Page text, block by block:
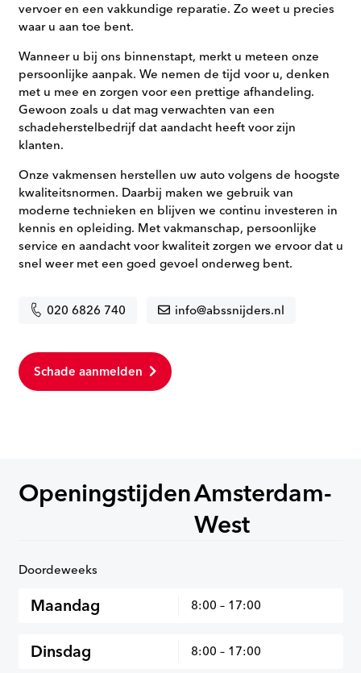
vervoer en een vakkundige reparatie. Zo weet u precies
waar u aan toe bent.
Wanneer u bij ons binnenstapt, merkt u meteen onze
persoonlijke aanpak. We nemen de tijd voor u, denken
met u mee en zorgen voor een prettige afhandeling.
Gewoon zoals u dat mag verwachten van een
schadeherstelbedrijf dat aandacht heeft voor zijn
klanten.
Onze vakmensen herstellen uw auto volgens de hoogste
kwaliteitsnormen. Daarbij maken we gebruik van
moderne technieken en blijven we continu investeren in
kennis en opleiding. Met vakmanschap, persoonlijke
service en aandacht voor kwaliteit zorgen we ervoor dat u
snel weer met een goed gevoel onderweg bent.
020 6826 740 info@abssnijders.nl
Schade aanmelden
OpeningstijdenAmsterdam-
West
Doordeweeks
Maandag 8:00 – 17:00
Dinsdag 8:00 – 17:00